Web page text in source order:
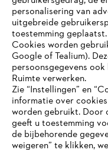
STIHL FAQ
Contact
JE
personalisering van
uitgebreide
toestemming geplaatst.
Cookies worden
Google of Tealium).
persoonsgegevens
Ruimte verwerken.
Zie “Instellingen” en
informatie over
worden gebruikt. Door
geeft u toestemming
de bijbehorende
weigeren” te klikken,